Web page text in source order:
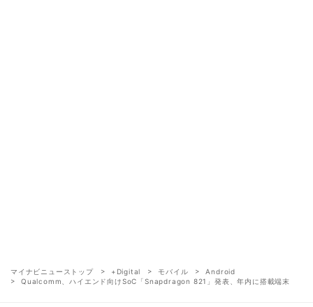
マイナビニューストップ +Digital モバイル
Android
Qualcomm、ハイエンド向けSoC「Snapdragon 821」発表、年内に搭載端末